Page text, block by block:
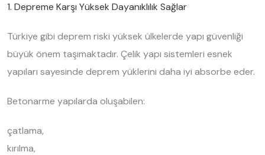
1. Depreme Karşı Yüksek Dayanıklılık Sağlar
Türkiye gibi deprem riski yüksek ülkelerde yapı güvenliği
büyük önem taşımaktadır. Çelik yapı sistemleri esnek
yapıları sayesinde deprem yüklerini daha iyi absorbe eder.
Betonarme yapılarda oluşabilen:
çatlama,
kırılma,